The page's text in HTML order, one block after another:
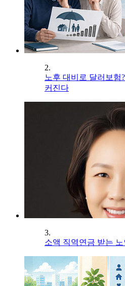
2.
노후 대비로 달러보험
커진다
3.
소액 직역연금 받는